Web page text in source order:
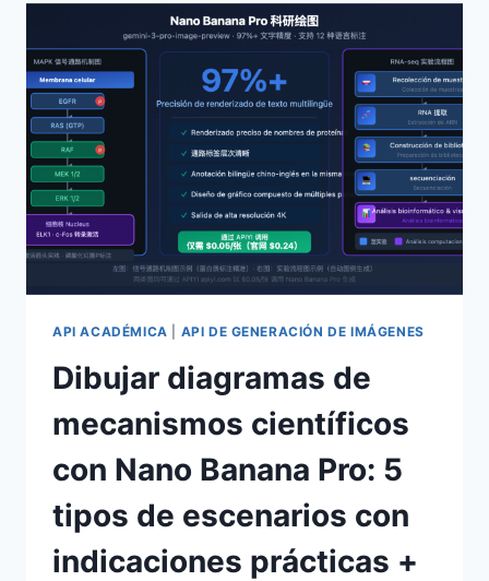
API ACADÉMICA API DE GENERACIÓN DE IMÁGENES
Dibujar diagramas de
mecanismos científicos
con Nano Banana Pro: 5
tipos de escenarios con
indicaciones prácticas +